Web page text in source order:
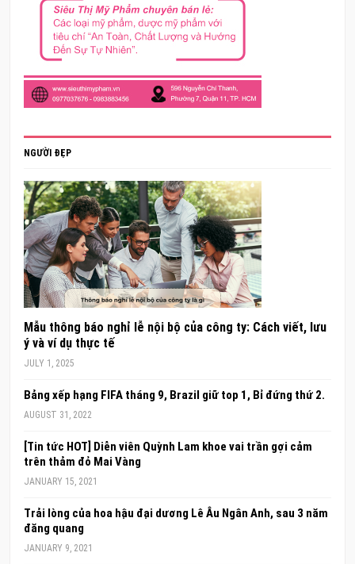
NGƯỜI ĐẸP
Mẫu thông báo nghỉ lễ nội bộ của công ty: Cách viết, lưu
ý và ví dụ thực tế
JULY 1, 2025
Bảng xếp hạng FIFA tháng 9, Brazil giữ top 1, Bỉ đứng thứ 2.
AUGUST 31, 2022
[Tin tức HOT] Diễn viên Quỳnh Lam khoe vai trần gợi cảm
trên thảm đỏ Mai Vàng
JANUARY 15, 2021
Trải lòng của hoa hậu đại dương Lê Âu Ngân Anh, sau 3 năm
đăng quang
JANUARY 9, 2021